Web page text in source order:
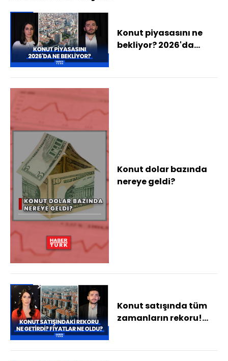
Konut piyasasını ne
bekliyor? 2026'da
devam eder mi?
Konut dolar bazında
nereye geldi?
Konut satışında tüm
zamanların rekoru!
oldu?